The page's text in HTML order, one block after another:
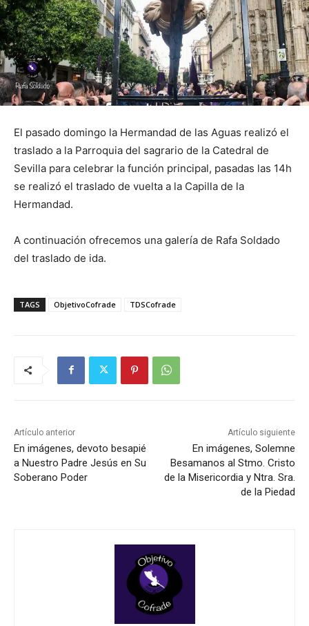
El pasado domingo la Hermandad de las Aguas realizó el
traslado a la Parroquia del sagrario de la Catedral de
Sevilla para celebrar la función principal, pasadas las 14h
se realizó el traslado de vuelta a la Capilla de la
Hermandad.
A continuación ofrecemos una galería de Rafa Soldado
del traslado de ida.
TAGS ObjetivoCofrade TDSCofrade
Artículo anterior
En imágenes, devoto besapié
a Nuestro Padre Jesús en Su
Soberano Poder
Artículo siguiente
En imágenes, Solemne
Besamanos al Stmo. Cristo
de la Misericordia y Ntra. Sra.
de la Piedad